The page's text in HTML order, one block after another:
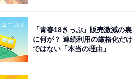
「青春18きっぷ」販売激減の裏
に何が？ 連続利用の厳格化だけ
ではない「本当の理由」